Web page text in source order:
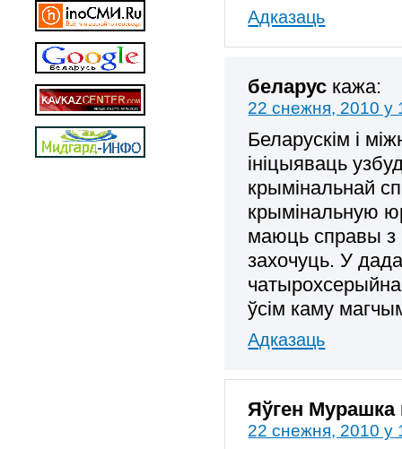
Адказаць
беларус кажа:
22 снежня, 2010 у
Беларускiм i
iнiцыяваць
крымiнальнай
крымiнальную
маюць справы з
захочуць. У
ўсiм каму
Адказаць
Яўген Мурашка
22 снежня, 2010 у